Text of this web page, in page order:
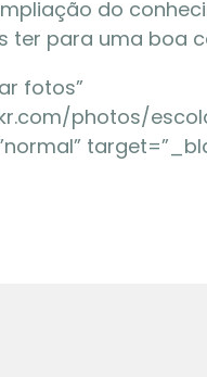
do
ter para uma boa
fotos”
photos/